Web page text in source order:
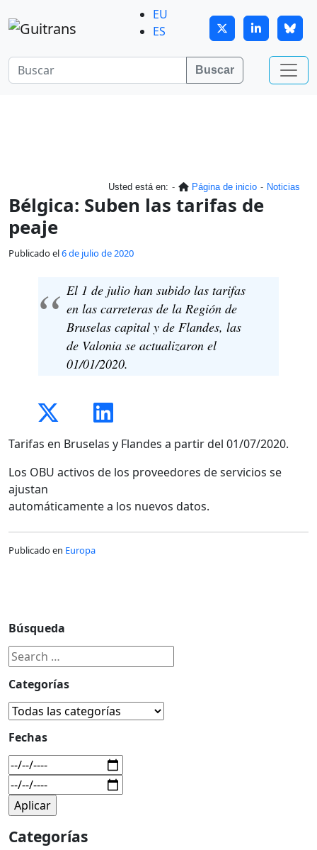
Continuar al contenido principal
EU
ES
Buscar
Usted está en: Página de inicio Noticias
Bélgica: Suben las tarifas de
peaje
Publicado el6 de julio de 2020
El 1 de julio han subido las tarifas
en las carreteras de la Región de
Bruselas capital y de Flandes, las
de Valonia se actualizaron el
01/01/2020.
Tarifas en Bruselas y Flandes a partir del 01/07/2020.
Los OBU activos de los proveedores de servicios se
ajustan
automáticamente a los nuevos datos.
Publicado en Europa
Búsqueda
Categorías
Fechas
Categorías